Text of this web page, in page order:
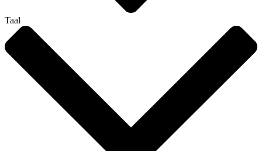
Taal